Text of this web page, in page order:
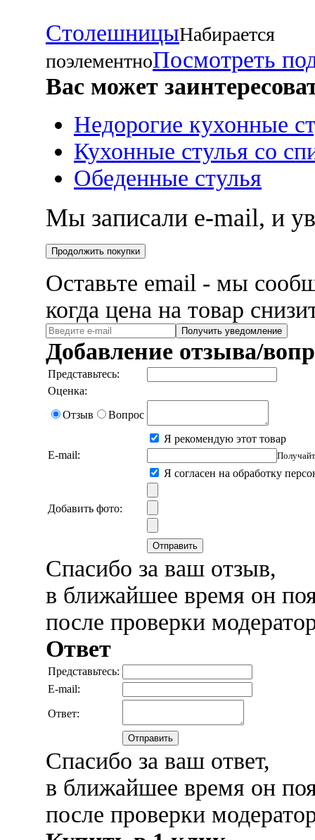
СтолешницыНабирается
поэлементноПосмотреть
Вас может
Недорогие кухонные
Кухонные стулья со
Обеденные стулья
Мы записали e-mail, и
Продолжить покупки
Оставьте email - мы
когда цена на товар
Получить уведомление
Добавление отзыва/
Представьтесь:
Оценка:
Отзыв
Вопрос
Я рекомендую этот товар
E-mail:
Я согласен на обработку
Добавить фото:
Отправить
Спасибо за ваш отзыв,
в ближайшее время он
после проверки
Ответ
Представьтесь:
E-mail:
Ответ:
Отправить
Спасибо за ваш ответ,
в ближайшее время он
после проверки